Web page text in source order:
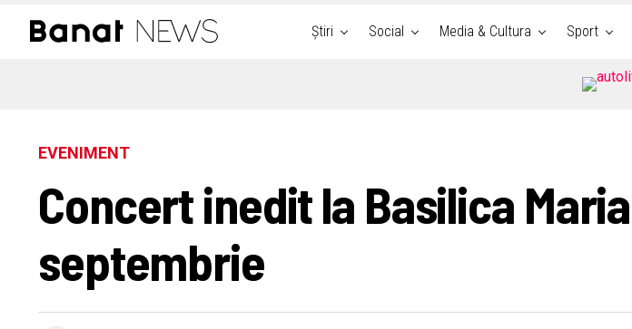
Știri Social Media & Cultura Sport
EVENIMENT
Concert inedit la Basilica
septembrie